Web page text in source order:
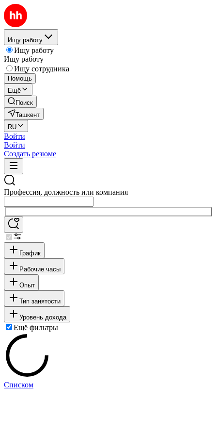
Ищу работу
Ищу работу
Ищу работу
Ищу сотрудника
Помощь
Ещё
Поиск
Ташкент
RU
Войти
Войти
Создать резюме
Профессия, должность или компания
График
Рабочие часы
Опыт
Тип занятости
Уровень дохода
Ещё фильтры
Списком